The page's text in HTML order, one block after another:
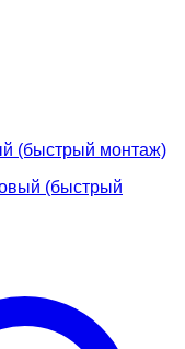
(быстрый монтаж)